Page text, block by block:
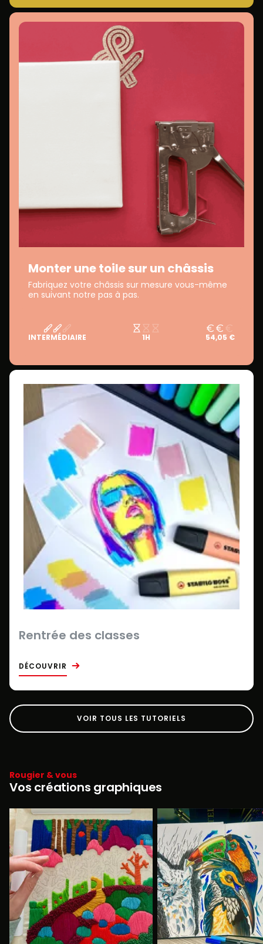
Monter une toile sur un châssis
Fabriquez votre châssis sur mesure vous-même
en suivant notre pas à pas.
INTERMÉDIAIRE 1H 54,05 €
Rentrée des classes
DÉCOUVRIR
VOIR TOUS LES TUTORIELS
Rougier & vous
Vos créations graphiques